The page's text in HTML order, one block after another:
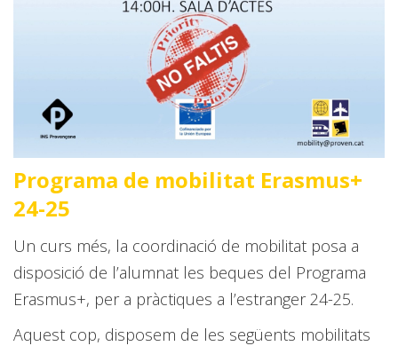
Programa de mobilitat Erasmus+
24-25
Un curs més, la coordinació de mobilitat posa a
disposició de l’alumnat les beques del Programa
Erasmus+, per a pràctiques a l’estranger 24-25.
Aquest cop, disposem de les següents mobilitats